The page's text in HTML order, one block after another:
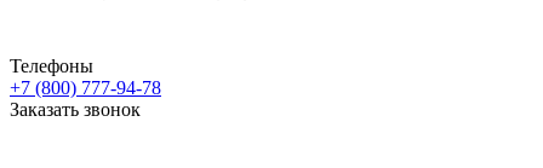
Телефоны
+7 (800) 777-94-78
Заказать звонок